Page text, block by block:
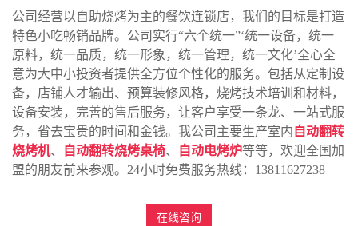
公司经营以自助烧烤为主的餐饮连锁店，我们的目标是打造
特色小吃畅销品牌。公司实行“六个统一”‘统一设备，统一
原料，统一品质，统一形象，统一管理，统一文化’全心全
意为大中小投资者提供全方位个性化的服务。包括从定制设
备，店铺人才输出、预算装修风格，烧烤技术培训和材料，
设备安装，完善的售后服务，让客户享受一条龙、一站式服
务，省去宝贵的时间和金钱。我公司主要生产室内 自动翻转
烧烤机、 自动翻转烧烤桌椅、 自动电烤炉等等，欢迎全国加
盟的朋友前来参观。24小时免费服务热线：13811627238
在线咨询